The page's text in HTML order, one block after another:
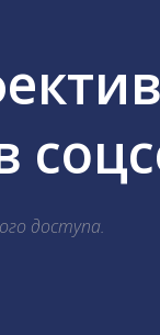
доступа.